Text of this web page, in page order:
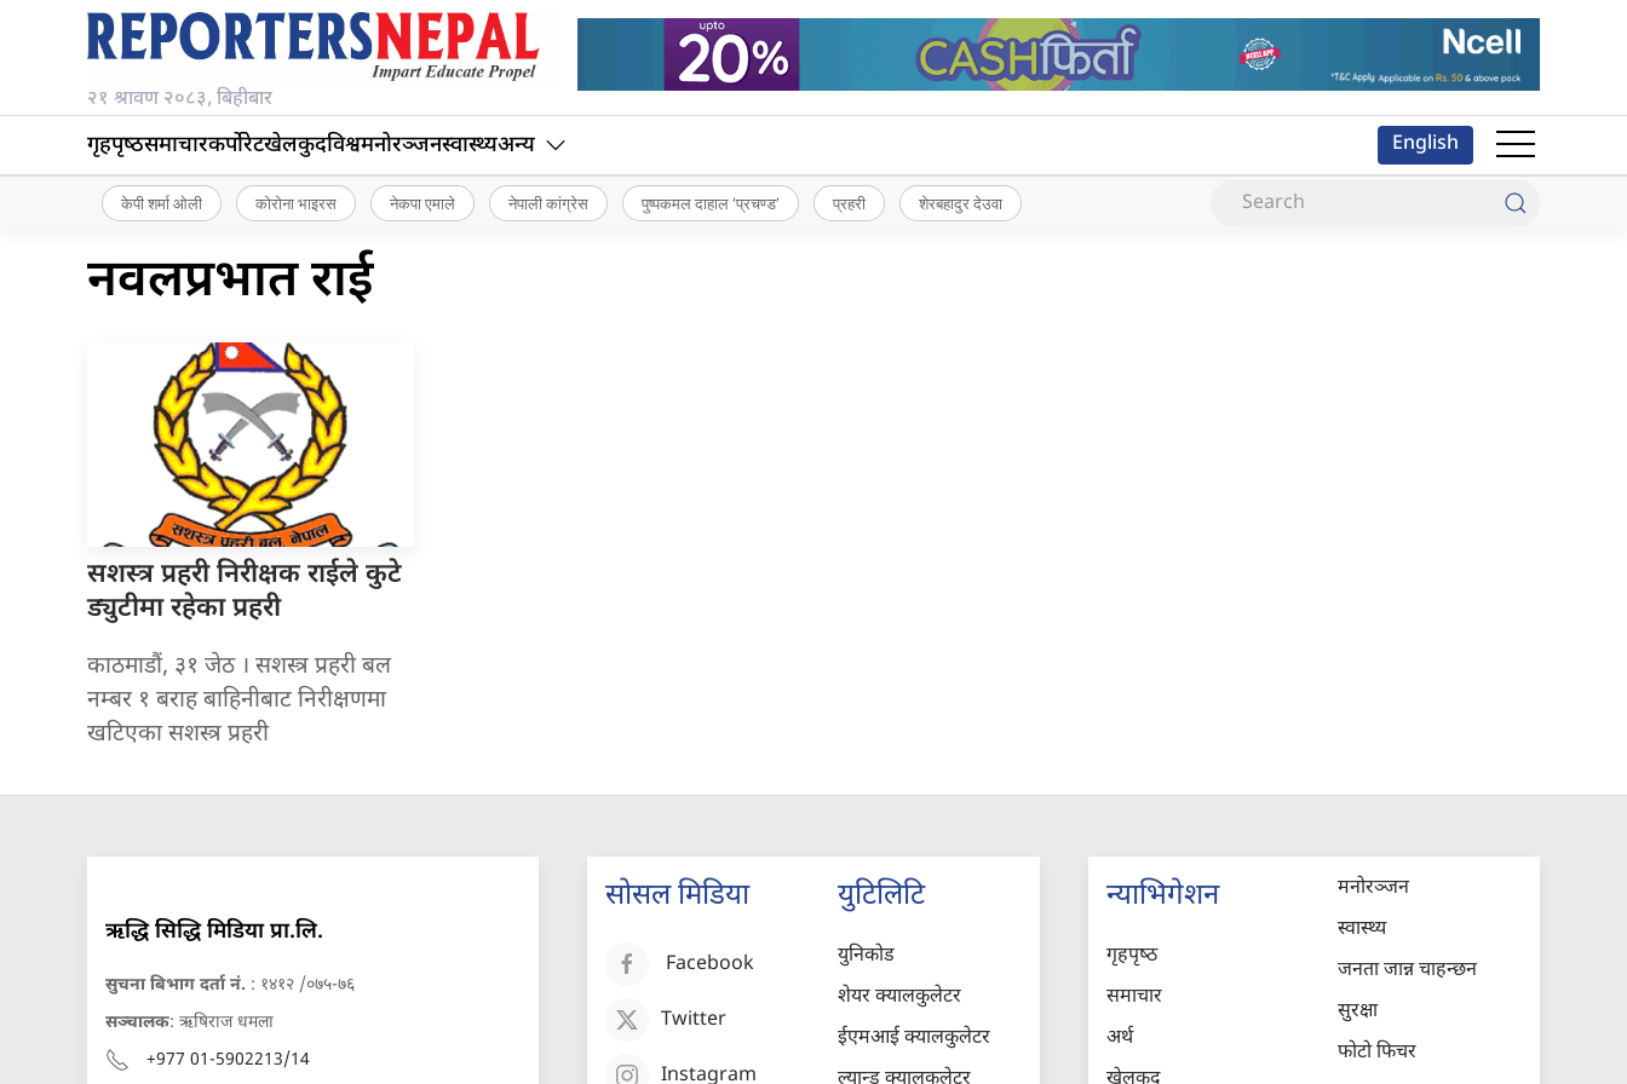
२१ श्रावण २०८३, बिहीबार
गृहपृष्‍ठसमाचारकर्पोरेटखेलकुदविश्वमनोरञ्जनस्वास्थ्यअन्य English
केपी शर्मा ओली कोरोना भाइरस नेकपा एमाले नेपाली कांग्रेस पुष्पकमल दाहाल ‘प्रचण्ड’ प्रहरी शेरबहादुर देउवा
नवलप्रभात राई
सशस्त्र प्रहरीनिरीक्षक राईले कुटे
ड्युटीमा रहेका प्रहरी
काठमाडौं, ३१ जेठ । सशस्त्र प्रहरी बल
नम्बर १ बराह बाहिनीबाट निरीक्षणमा
खटिएका सशस्त्र प्रहरी
ऋद्धि सिद्धि मिडिया प्रा.लि.
सुचना बिभाग दर्ता नं. : १४१२ /०७५-७६
सञ्चालक: ऋषिराज धमला
+977 01-5902213/14
सोसल मिडिया
Facebook
Twitter
Instagram
युटिलिटि
युनिकोड
शेयर क्यालकुलेटर
ईएमआई क्यालकुलेटर
न्याभिगेशन
गृहपृष्‍ठ
समाचार
अर्थ
मनोरञ्जन
स्वास्थ्य
जनता जान्न चाहन्छन
सुरक्षा
फोटो फिचर